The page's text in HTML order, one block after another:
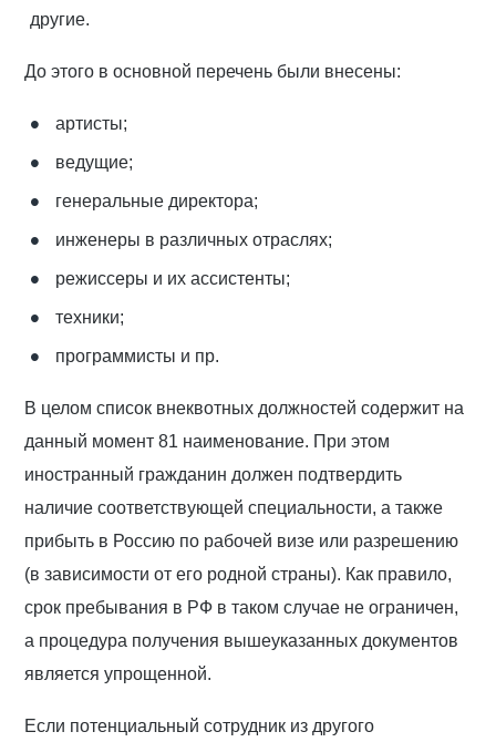
другие.
До этого в основной перечень были внесены:
артисты;
ведущие;
генеральные директора;
инженеры в различных отраслях;
режиссеры и их ассистенты;
техники;
программисты и пр.
В целом список внеквотных должностей содержит на
данный момент 81 наименование. При этом
иностранный гражданин должен подтвердить
наличие соответствующей специальности, а также
прибыть в Россию по рабочей визе или разрешению
(в зависимости от его родной страны). Как правило,
срок пребывания в РФ в таком случае не ограничен,
а процедура получения вышеуказанных документов
является упрощенной.
Если потенциальный сотрудник из другого